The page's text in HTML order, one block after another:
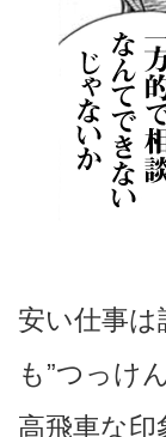
安い仕事
も”つっけ
高飛車な